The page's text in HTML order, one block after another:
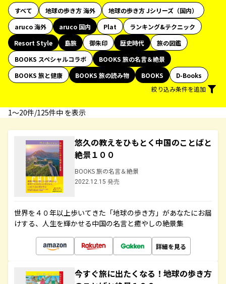
すべて 地球の歩き方 海外
地球の歩き方 Jシリーズ（国内）
aruco 海外
aruco 国内 Plat
ランキング&テクニック
Resort Style
島旅 御朱印 歴史時代
旅の図鑑
BOOKS スペシャルコラボ
BOOKS 旅の名言＆絶景
BOOKS 旅と健康
BOOKS 旅の読み物 BOOKS
D-Books
絞り込み条件を追加
1〜20件/125件中 を表示
悠久の教えをひもとく中国のことばと
絶景１００
BOOKS 旅の名言＆絶景
2022.12.15 発売
世界を４０年以上歩いてきた「地球の歩き方」があなたにお届
けする、人生を輝かせる中国の名言と癒やしの絶景集
詳細を見る
今すぐ旅に出たくなる！地球の歩き方